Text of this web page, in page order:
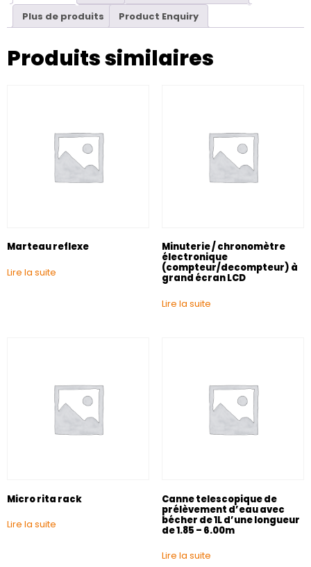
Plus de produits
Product Enquiry
Produits similaires
Marteau reflexe
Lire la suite
Minuterie / chronomètre
électronique
(compteur/decompteur) à
grand écran LCD
Lire la suite
Micro rita rack
Lire la suite
Canne telescopique de
prélèvement d’eau avec
bécher de 1L d’une longueur
de 1.85 – 6.00m
Lire la suite